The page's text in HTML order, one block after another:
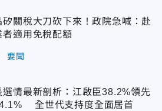
矽關稅大刀砍下來！政院急喊：赴
者適用免稅配額
要聞
選情最新剖析：江啟臣38.2%領先
全世代支持度全面居首